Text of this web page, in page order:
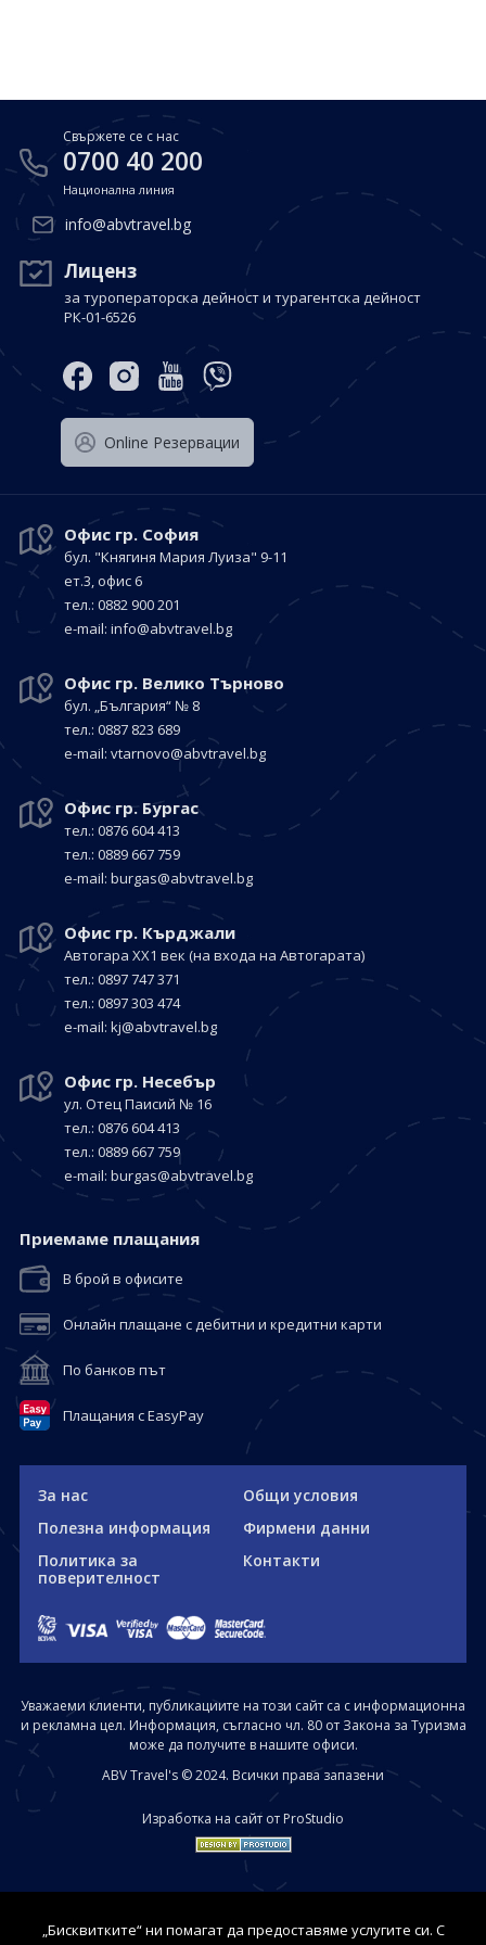
Почивки в Италия
Почивки в Доминиканска република
Почивки в Дубай
Почивка в Мексико
Политика за поверителност
Контакти
Вход за агенти
Свържете се с нас
0700 40 200
Свържете се с нас
0700 40 200
Национална линия
info@abvtravel.bg
Лиценз
за туроператорска дейност и турагентска дейност
РК-01-6526
Оnline Резервации
Офис гр. София
бул. "Княгиня Мария Луиза" 9-11
ет.3, офис 6
тел.: 0882 900 201
е-mail: info@abvtravel.bg
Офис гр. Велико Търново
бул. „България“ № 8
тел.: 0887 823 689
е-mail: vtarnovo@abvtravel.bg
Офис гр. Бургас
тел.: 0876 604 413
тел.: 0889 667 759
е-mail: burgas@abvtravel.bg
Офис гр. Кърджали
Автогара ХХ1 век (на входа на Автогарата)
тел.: 0897 747 371
тел.: 0897 303 474
е-mail: kj@abvtravel.bg
Офис гр. Несебър
ул. Отец Паисий № 16
тел.: 0876 604 413
тел.: 0889 667 759
е-mail: burgas@abvtravel.bg
Приемaме плащания
В брой в офисите
Онлайн плащане с дебитни и кредитни карти
По банков път
Плащания с EasyPay
За нас
Общи условия
Полезна информация
Фирмени данни
Политика за
поверителност
Контакти
Уважаеми клиенти, публикациите на този сайт са с информационна
и рекламна цел. Информация, съгласно чл. 80 от Закона за Туризма
може да получите в нашите офиси.
ABV Travel's © 2024. Всички права запазени
Изработка на сайт от ProStudio
„Бисквитките“ ни помагат да предоставяме услугите си. С